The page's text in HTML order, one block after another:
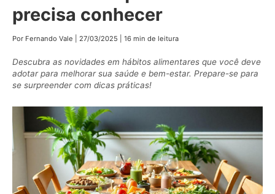
precisa conhecer
Por Fernando Vale 27/03/2025 16 min de leitura
Descubra as novidades em hábitos alimentares que você deve
adotar para melhorar sua saúde e bem-estar. Prepare-se para
se surpreender com dicas práticas!